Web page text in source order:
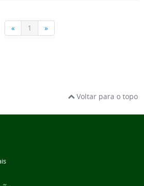
Voltar para o topo